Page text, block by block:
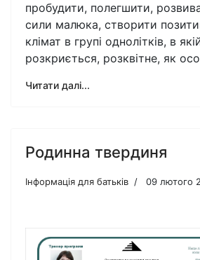
пробудити, полегшити,
сили малюка, створити
клімат в групі однолітків, в
розкриється, розквітне, як
Читати далі...
Родинна твердиня
Інформація для батьків 09 лютого